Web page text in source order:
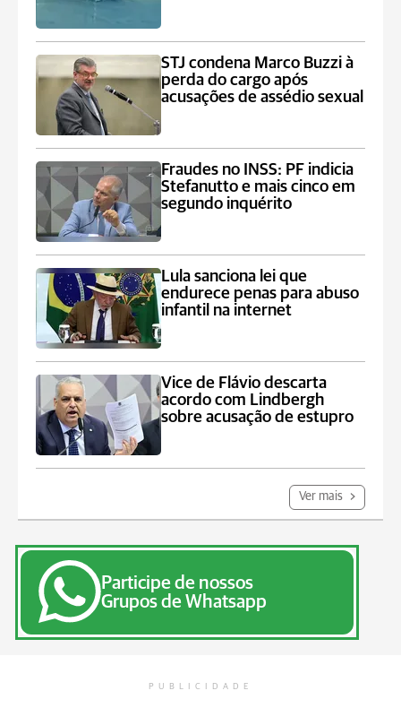
STJ condena Marco Buzzi à
perda do cargo após
acusações de assédio sexual
Fraudes no INSS: PF indicia
Stefanutto e mais cinco em
segundo inquérito
Lula sanciona lei que
endurece penas para abuso
infantil na internet
Vice de Flávio descarta
acordo com Lindbergh
sobre acusação de estupro
Ver mais
Participe de nossos
Grupos de Whatsapp
PUBLICIDADE